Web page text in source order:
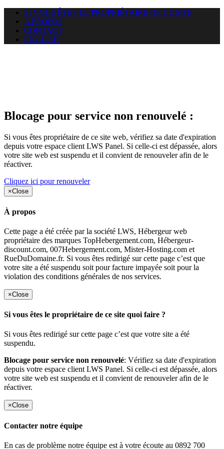
SI VOUS ÊTES LE PROPRIÉTAIRE DE CE SITE
A PROPOS
CONTACT
ENGLISH
Blocage pour service non renouvelé :
Si vous êtes propriétaire de ce site web, vérifiez sa date d'expiration
depuis votre espace client LWS Panel. Si celle-ci est dépassée, alors
votre site web est suspendu et il convient de renouveler afin de le
réactiver.
Cliquez ici pour renouveler
×Close
À propos
Cette page a été créée par la société LWS, Hébergeur web
propriétaire des marques TopHebergement.com, Hébergeur-
discount.com, 007Hebergement.com, Mister-Hosting.com et
RueDuDomaine.fr. Si vous êtes redirigé sur cette page c’est que
votre site a été suspendu soit pour facture impayée soit pour la
violation des conditions générales de nos services.
×Close
Si vous êtes le propriétaire de ce site quoi faire ?
Si vous êtes redirigé sur cette page c’est que votre site a été
suspendu.
Blocage pour service non renouvelé: Vérifiez sa date d'expiration
depuis votre espace client LWS Panel. Si celle-ci est dépassée, alors
votre site web est suspendu et il convient de renouveler afin de le
réactiver.
×Close
Contacter notre équipe
En cas de problème notre équipe est à votre écoute au 0892 700